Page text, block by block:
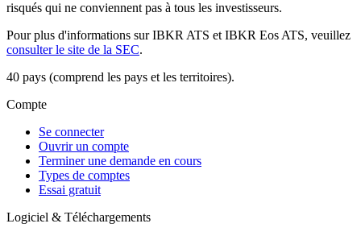
risqués qui ne conviennent pas à tous les investisseurs.
Pour plus d'informations sur IBKR ATS et IBKR Eos ATS, veuillez
consulter le site de la SEC.
40 pays (comprend les pays et les territoires).
Compte
Se connecter
Ouvrir un compte
Terminer une demande en cours
Types de comptes
Essai gratuit
Logiciel & Téléchargements